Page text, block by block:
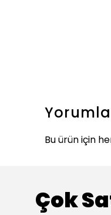
Bu ürün için
Çok